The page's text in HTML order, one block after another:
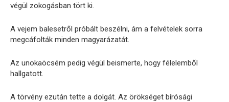
végül zokogásban tört ki.
A vejem balesetről próbált beszélni, ám a felvételek sorra
megcáfolták minden magyarázatát.
Az unokaöcsém pedig végül beismerte, hogy félelemből
hallgatott.
A törvény ezután tette a dolgát. Az örökséget bírósági